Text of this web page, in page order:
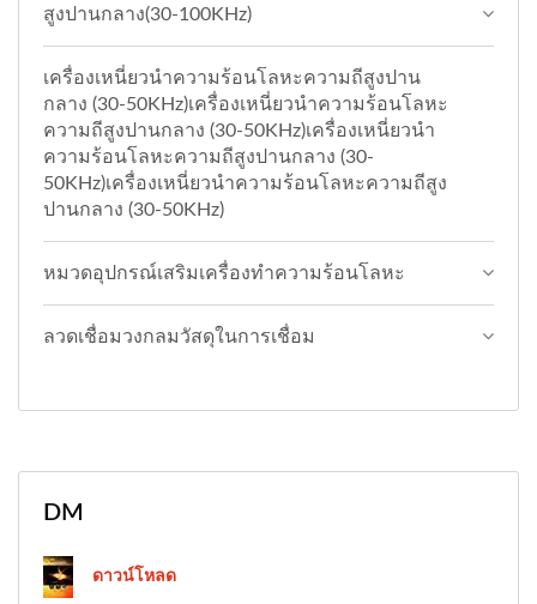
สูงปานกลาง(30-100KHz)
เครื่องเหนี่ยวนำความร้อนโลหะความถีสูงปาน
กลาง (30-50KHz)เครื่องเหนี่ยวนำความร้อนโลหะ
ความถีสูงปานกลาง (30-50KHz)เครื่องเหนี่ยวนำ
ความร้อนโลหะความถีสูงปานกลาง (30-
50KHz)เครื่องเหนี่ยวนำความร้อนโลหะความถีสูง
ปานกลาง (30-50KHz)
หมวดอุปกรณ์เสริมเครื่องทำความร้อนโลหะ
ลวดเชื่อมวงกลมวัสดุในการเชื่อม
DM
ดาวน์โหลด